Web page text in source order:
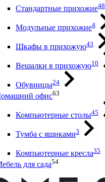
Стандартные прихожие48
Модульные прихожие4
Шкафы в прихожую43
Вешалки в прихожую10
Обувницы24
офис63
Компьютерные столы45
Тумба с ящиками3
Компьютерные кресла35
для сада54